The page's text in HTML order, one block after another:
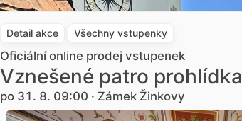
Detail akce Všechny vstupenky
Oficiální online prodej vstupenek
Vznešené patro prohlídka
po 31. 8. 09:00 · Zámek Žinkovy